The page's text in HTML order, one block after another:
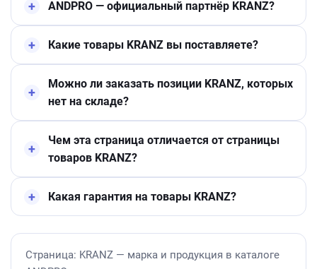
ANDPRO — официальный партнёр KRANZ?
Какие товары KRANZ вы поставляете?
Можно ли заказать позиции KRANZ, которых
нет на складе?
Чем эта страница отличается от страницы
товаров KRANZ?
Какая гарантия на товары KRANZ?
Страница: KRANZ — марка и продукция в каталоге